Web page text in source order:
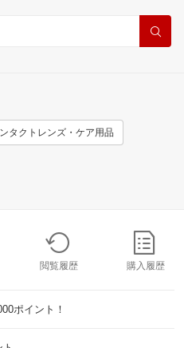
タクトレンズ・ケア用品
閲覧履歴 購入履歴
ポイント！